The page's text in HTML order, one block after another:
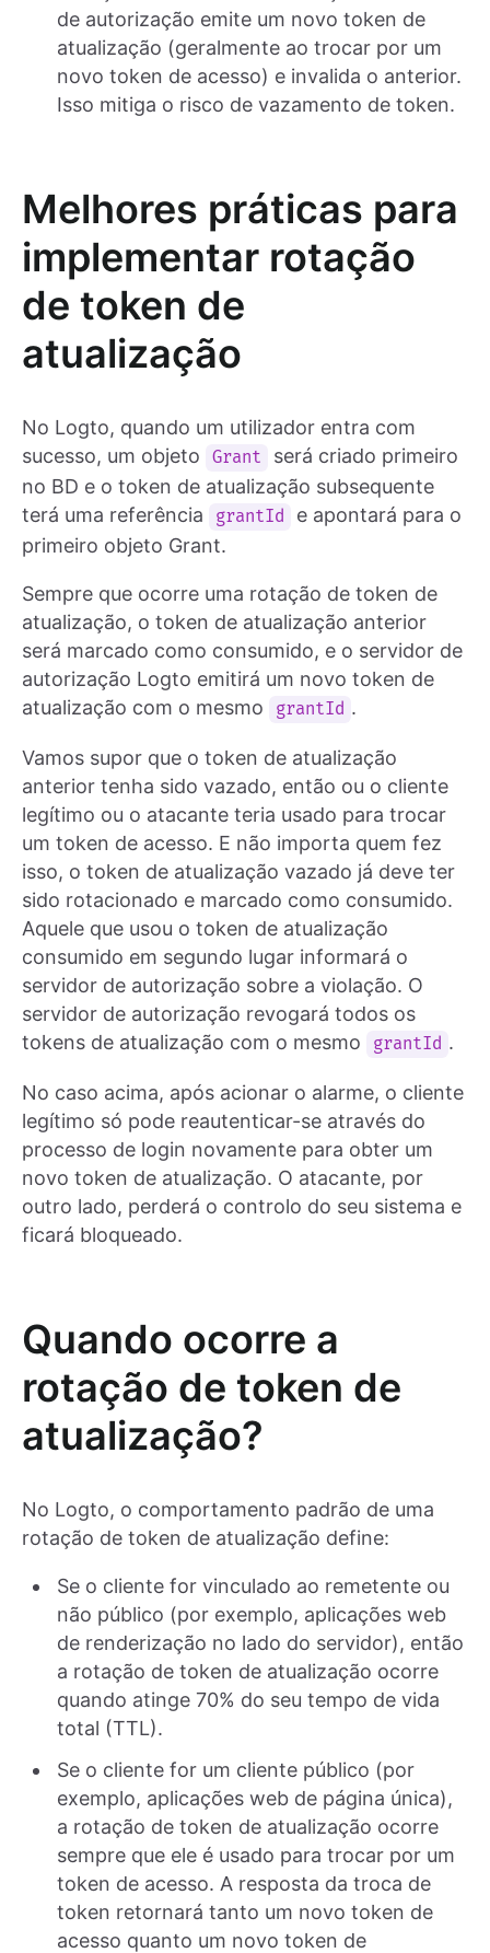
de autorização emite um novo token de
atualização (geralmente ao trocar por um
novo token de acesso) e invalida o anterior.
Isso mitiga o risco de vazamento de token.
Melhores práticas para
implementar rotação
de token de
atualização
No Logto, quando um utilizador entra com
sucesso, um objeto
Grant
será criado primeiro
no BD e o token de atualização subsequente
terá uma referência
grantId
e apontará para o
primeiro objeto Grant.
Sempre que ocorre uma rotação de token de
atualização, o token de atualização anterior
será marcado como consumido, e o servidor de
autorização Logto emitirá um novo token de
atualização com o mesmo
grantId .
Vamos supor que o token de atualização
anterior tenha sido vazado, então ou o cliente
legítimo ou o atacante teria usado para trocar
um token de acesso. E não importa quem fez
isso, o token de atualização vazado já deve ter
sido rotacionado e marcado como consumido.
Aquele que usou o token de atualização
consumido em segundo lugar informará o
servidor de autorização sobre a violação. O
servidor de autorização revogará todos os
tokens de atualização com o mesmo
grantId .
No caso acima, após acionar o alarme, o cliente
legítimo só pode reautenticar-se através do
processo de login novamente para obter um
novo token de atualização. O atacante, por
outro lado, perderá o controlo do seu sistema e
ficará bloqueado.
Quando ocorre a
rotação de token de
atualização?
No Logto, o comportamento padrão de uma
rotação de token de atualização define:
Se o cliente for vinculado ao remetente ou
não público (por exemplo, aplicações web
de renderização no lado do servidor), então
a rotação de token de atualização ocorre
quando atinge 70% do seu tempo de vida
total (TTL).
Se o cliente for um cliente público (por
exemplo, aplicações web de página única),
a rotação de token de atualização ocorre
sempre que ele é usado para trocar por um
token de acesso. A resposta da troca de
token retornará tanto um novo token de
acesso quanto um novo token de